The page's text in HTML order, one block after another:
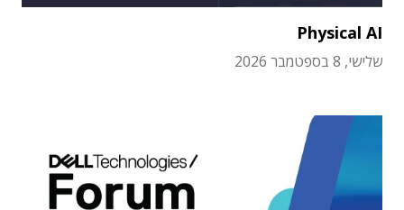
Physical AI
שלישי, 8 בספטמבר 2026